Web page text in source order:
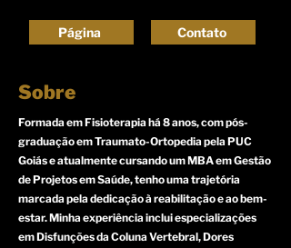
Página Contato
Sobre
Formada em Fisioterapia há 8 anos, com pós-
graduação em Traumato-Ortopedia pela PUC
Goiás e atualmente cursando um MBA em Gestão
de Projetos em Saúde, tenho uma trajetória
marcada pela dedicação à reabilitação e ao bem-
estar. Minha experiência inclui especializações
em Disfunções da Coluna Vertebral, Dores